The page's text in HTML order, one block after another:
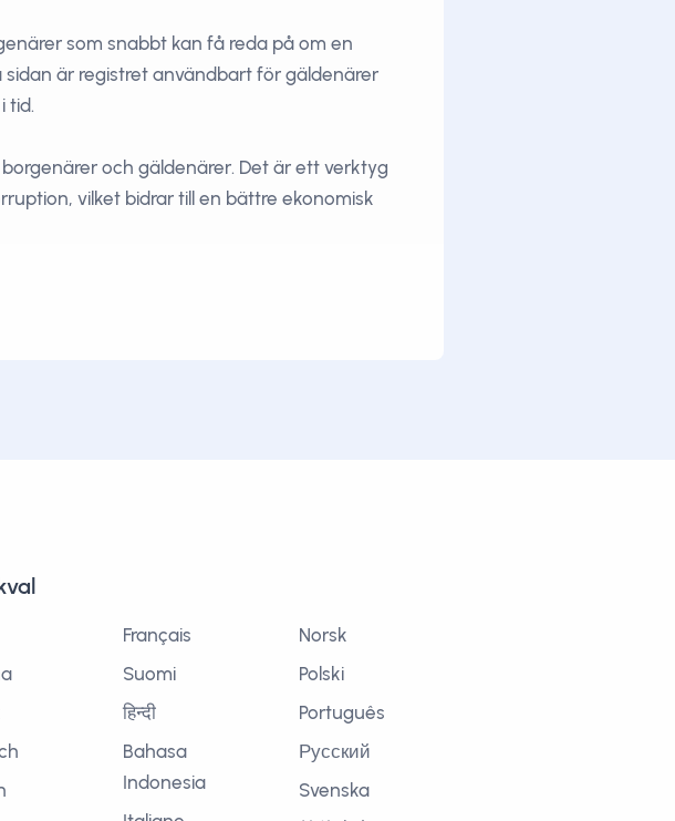
som snabbt kan få reda på om en
är registret användbart för gäldenärer
tid.
och gäldenärer. Det är ett verktyg
vilket bidrar till en bättre ekonomisk
Français
Suomi
हिन्दी
Bahasa
Indonesia
Norsk
Polski
Português
Русский
Svenska